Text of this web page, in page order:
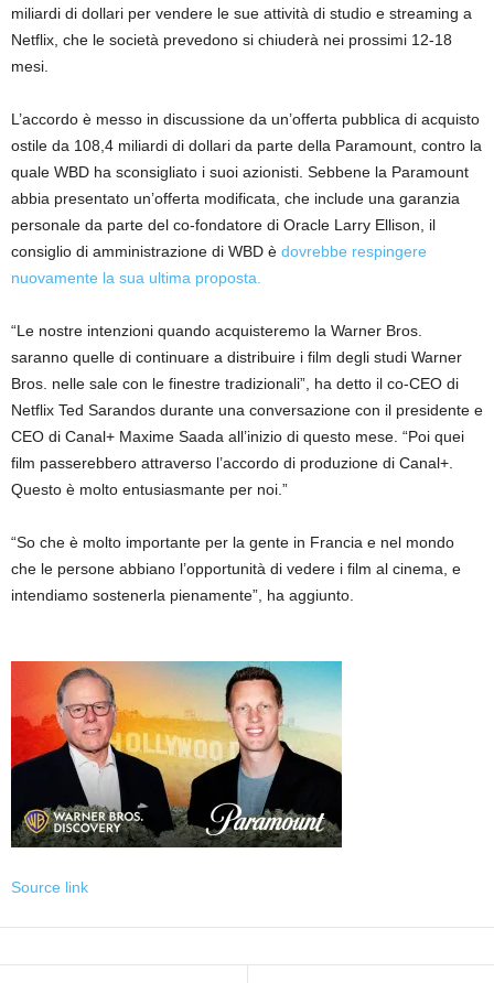
miliardi di dollari per vendere le sue attività di studio e streaming a
Netflix, che le società prevedono si chiuderà nei prossimi 12-18
mesi.
L’accordo è messo in discussione da un’offerta pubblica di acquisto
ostile da 108,4 miliardi di dollari da parte della Paramount, contro la
quale WBD ha sconsigliato i suoi azionisti. Sebbene la Paramount
abbia presentato un’offerta modificata, che include una garanzia
personale da parte del co-fondatore di Oracle Larry Ellison, il
consiglio di amministrazione di WBD è dovrebbe respingere
nuovamente la sua ultima proposta.
“Le nostre intenzioni quando acquisteremo la Warner Bros.
saranno quelle di continuare a distribuire i film degli studi Warner
Bros. nelle sale con le finestre tradizionali”, ha detto il co-CEO di
Netflix Ted Sarandos durante una conversazione con il presidente e
CEO di Canal+ Maxime Saada all’inizio di questo mese. “Poi quei
film passerebbero attraverso l’accordo di produzione di Canal+.
Questo è molto entusiasmante per noi.”
“So che è molto importante per la gente in Francia e nel mondo
che le persone abbiano l’opportunità di vedere i film al cinema, e
intendiamo sostenerla pienamente”, ha aggiunto.
Source link